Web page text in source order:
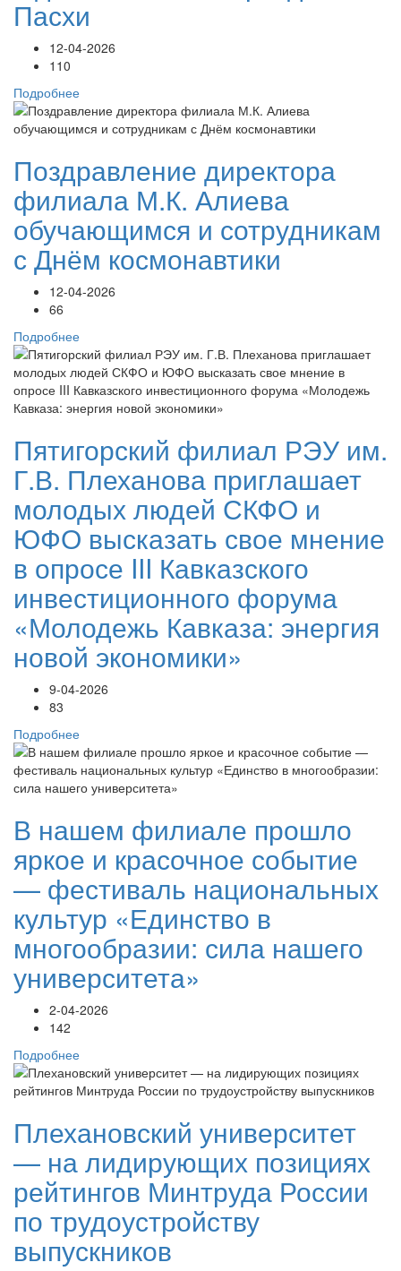
Пасхи
12-04-2026
110
Подробнее
Поздравление директора
филиала М.К. Алиева
обучающимся и сотрудникам
с Днём космонавтики
12-04-2026
66
Подробнее
Пятигорский филиал РЭУ им.
Г.В. Плеханова приглашает
молодых людей СКФО и
ЮФО высказать свое мнение
в опросе III Кавказского
инвестиционного форума
«Молодежь Кавказа: энергия
новой экономики»
9-04-2026
83
Подробнее
В нашем филиале прошло
яркое и красочное событие
— фестиваль национальных
культур «Единство в
многообразии: сила нашего
университета»
2-04-2026
142
Подробнее
Плехановский университет
— на лидирующих позициях
рейтингов Минтруда России
по трудоустройству
выпускников